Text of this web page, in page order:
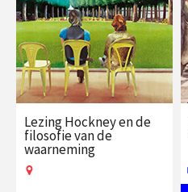
/ Op locatie of online
Lezing Hockney en de
filosofie van de
waarneming